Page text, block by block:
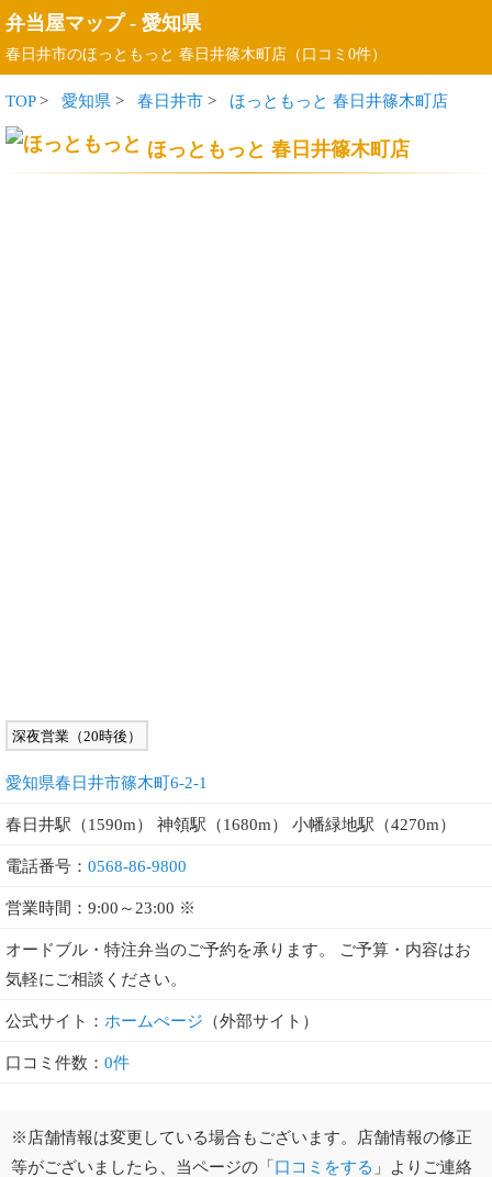
弁当屋マップ- 愛知県
春日井市のほっともっと 春日井篠木町店（口コミ0件）
TOP> 愛知県 > 春日井市 > ほっともっと 春日井篠木町店
ほっともっと 春日井篠木町店
深夜営業（20時後）
愛知県春日井市篠木町6-2-1
春日井駅（1590m） 神領駅（1680m） 小幡緑地駅（4270m）
電話番号： 0568-86-9800
営業時間：9:00～23:00 ※
オードブル・特注弁当のご予約を承ります。 ご予算・内容はお
気軽にご相談ください。
公式サイト： ホームぺージ （外部サイト）
口コミ件数： 0件
※店舗情報は変更している場合もございます。店舗情報の修正
等がございましたら、当ページの「口コミをする 」よりご連絡